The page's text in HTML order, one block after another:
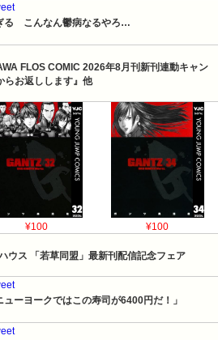
る　こんなん鬱病なるやろ…
FLOS COMIC 2026年8月刊新刊連動キャン
らお返しします』他
¥100 ¥100
ウス 「若草同盟」最新刊配信記念フェア
ューヨークではこの寿司が6400円だ！」